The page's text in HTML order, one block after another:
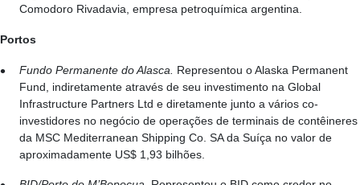
Comodoro Rivadavia, empresa petroquímica argentina.
Portos
Fundo Permanente do Alasca. Representou o Alaska Permanent
Fund, indiretamente através de seu investimento na Global
Infrastructure Partners Ltd e diretamente junto a vários co-
investidores no negócio de operações de terminais de contêineres
da MSC Mediterranean Shipping Co. SA da Suíça no valor de
aproximadamente US$ 1,93 bilhões.